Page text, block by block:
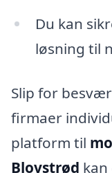
Du kan
løsning til
Slip for
firmaer
platform til
Blovstrød